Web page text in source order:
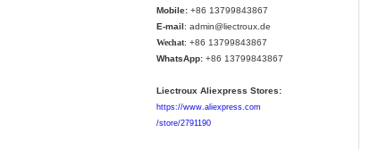
Mobile:+86 13799843867
E-mail: admin@liectroux.de
Wechat: +86 13799843867
WhatsApp:+86 13799843867
Liectroux Aliexpress Stores:
https://www.aliexpress.com
/store/2791190